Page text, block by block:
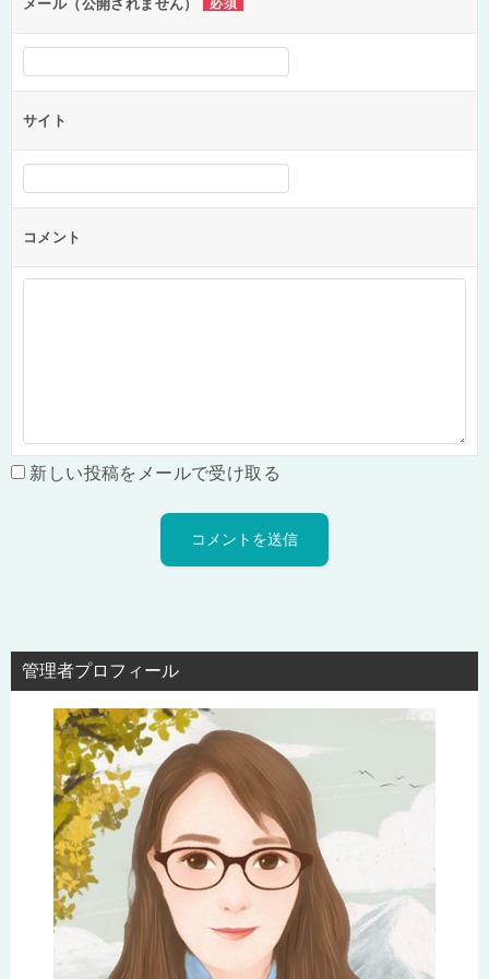
メール（公開されません） 必須
サイト
コメント
新しい投稿をメールで受け取る
管理者プロフィール